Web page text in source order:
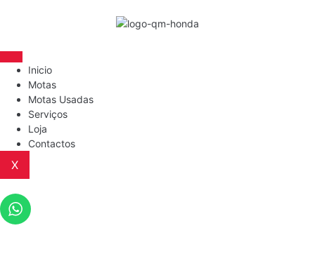
Inicio
Motas
Motas Usadas
Serviços
Loja
Contactos
X